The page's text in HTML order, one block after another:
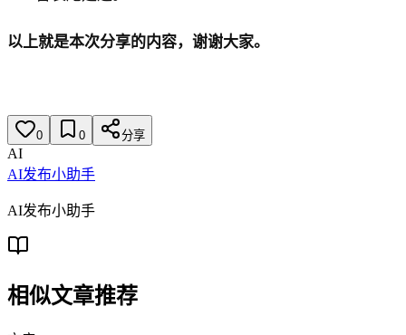
以上就是本次分享的内容，谢谢大家。
0 0 分享
AI
AI发布小助手
AI发布小助手
相似文章推荐